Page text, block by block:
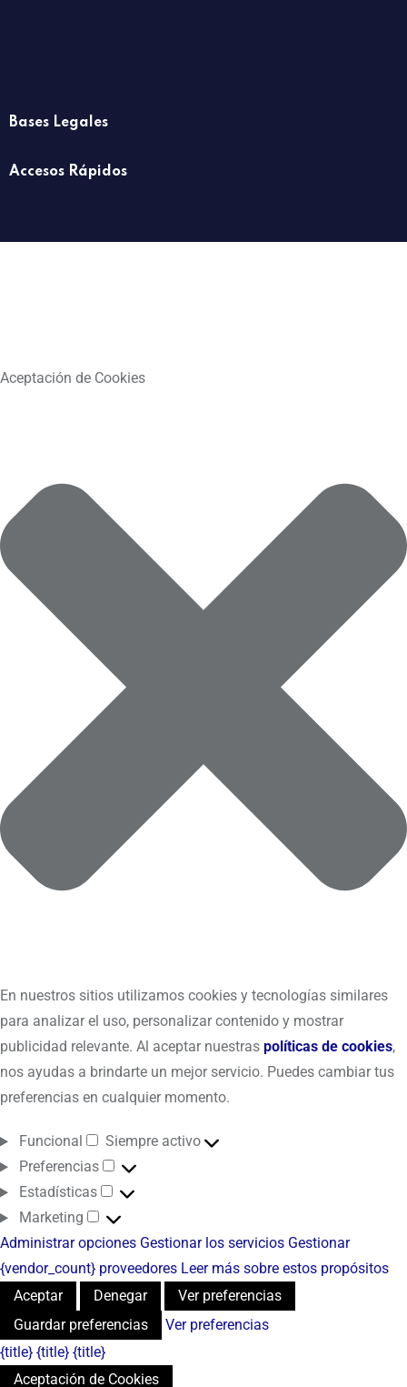
Bases Legales
Accesos Rápidos
Aceptación de Cookies
En nuestros sitios utilizamos cookies y tecnologías similares
para analizar el uso, personalizar contenido y mostrar
publicidad relevante. Al aceptar nuestras políticas de cookies,
nos ayudas a brindarte un mejor servicio. Puedes cambiar tus
preferencias en cualquier momento.
Funcional
Siempre activo
Preferencias
Estadísticas
Marketing
Administrar opciones Gestionar los servicios Gestionar
{vendor_count} proveedores Leer más sobre estos propósitos
Aceptar
Denegar
Ver preferencias
Guardar preferencias
Ver preferencias
{title} {title} {title}
Aceptación de Cookies